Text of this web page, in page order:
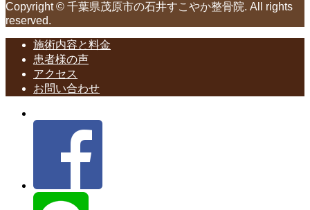
Copyright © 千葉県茂原市の石井すこやか整骨院. All rights
reserved.
施術内容と料金
患者様の声
アクセス
お問い合わせ